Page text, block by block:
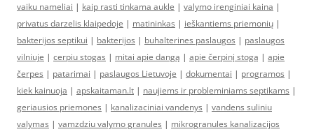
vaiku nameliai | kaip rasti tinkama aukle | valymo irenginiai kaina |
privatus darzelis klaipedoje | matininkas | ieškantiems priemonių |
bakterijos septikui | bakterijos | buhalterines paslaugos | paslaugos
vilniuje | cerpiu stogas | mitai apie dangą | apie čerpinį stogą | apie
čerpes | patarimai | paslaugos Lietuvoje | dokumentai | programos |
kiek kainuoja | apskaitaman.lt | naujiems ir probleminiams septikams |
geriausios priemones | kanalizaciniai vandenys | vandens suliniu
valymas | vamzdziu valymo granules | mikrogranules kanalizacijos